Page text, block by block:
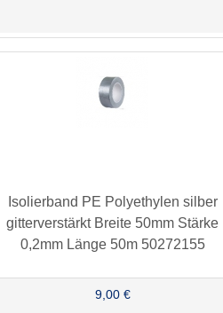
Isolierband PE Polyethylen silber
gitterverstärkt Breite 50mm Stärke
0,2mm Länge 50m 50272155
9,00 €